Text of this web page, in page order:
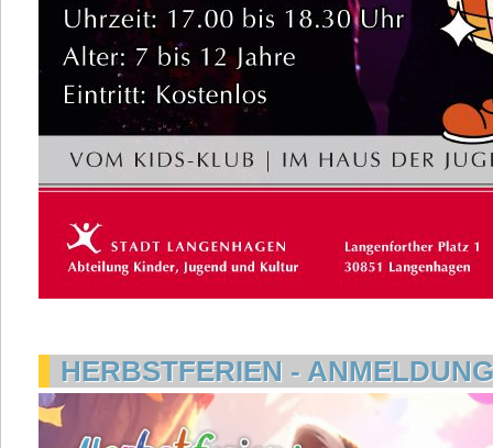
HERBSTFERIEN -